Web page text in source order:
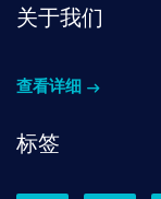
关于我们
查看详细
标签